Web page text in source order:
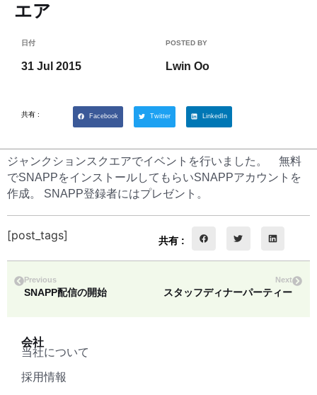
エア
日付
31 Jul 2015
POSTED BY
Lwin Oo
共有 : Facebook Twitter LinkedIn
ジャンクションスクエアでイベントを行いました。 無料
でSNAPPをインストールしてもらいSNAPPアカウントを
作成。 SNAPP登録者にはプレゼント。
[post_tags] 共有 :
Previous
SNAPP配信の開始
Next
スタッフディナーパーティー
会社
当社について
採用情報